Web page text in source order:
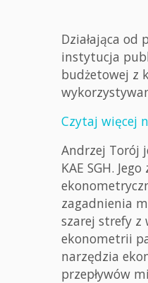
Działająca od
instytucja
budżetowej z
Czytaj więcej
Andrzej Torój
KAE SGH.
zagadnienia
szarej strefy z
ekonometrii
narzędzia
przepływów